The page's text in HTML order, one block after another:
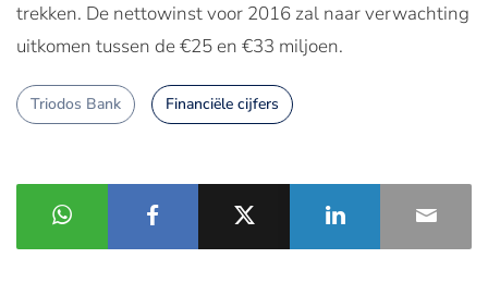
trekken. De nettowinst voor 2016 zal naar verwachting
uitkomen tussen de €25 en €33 miljoen.
Triodos Bank Financiële cijfers